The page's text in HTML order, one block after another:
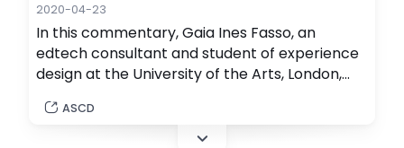
2020-04-23
In this commentary, Gaia Ines Fasso, an
edtech consultant and student of experience
design at the University of the Arts, London,
approaching remote learning. At a middle
school in California, students practice daily
ASCD